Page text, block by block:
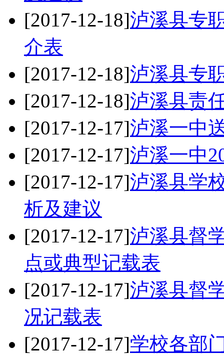
[2017-12-18]泸溪县专
介表
[2017-12-18]泸溪县专
[2017-12-18]泸溪县责
[2017-12-17]泸溪一中
[2017-12-17]泸溪一中
[2017-12-17]泸溪县学
析及建议
[2017-12-17]泸溪县督
点或典型记载表
[2017-12-17]泸溪县督
况记载表
[2017-12-17]学校各部